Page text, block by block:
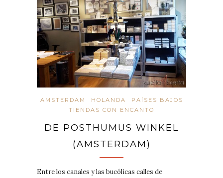
AMSTERDAM HOLANDA
PAÍSES BAJOS
TIENDAS CON ENCANTO
DE POSTHUMUS WINKEL
(AMSTERDAM)
Entre los canales y las bucólicas calles de